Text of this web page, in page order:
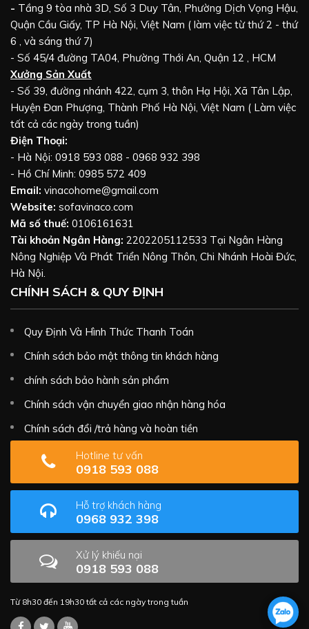
- Tầng 9 tòa nhà 3D, Số 3 Duy Tân, Phường Dịch Vọng Hậu,
Quận Cầu Giấy, TP Hà Nội, Việt Nam ( làm việc từ thứ 2 - thứ
6 , và sáng thứ 7)
- Số 45/4 đường TA04, Phường Thới An, Quận 12 , HCM
Xưởng Sản Xuất
- Số 39, đường nhánh 422, cụm 3, thôn Hạ Hội, Xã Tân Lập,
Huyện Đan Phượng, Thành Phố Hà Nội, Việt Nam ( Làm việc
tất cả các ngày trong tuần)
Điện Thoại:
- Hà Nội: 0918 593 088 - 0968 932 398
- Hồ Chí Minh: 0985 572 409
Email: vinacohome@gmail.com
Website: sofavinaco.com
Mã số thuế: 0106161631
Tài khoản Ngân Hàng: 2202205112533 Tại Ngân Hàng
Nông Nghiệp Và Phát Triển Nông Thôn, Chi Nhánh Hoài Đức,
Hà Nội.
CHÍNH SÁCH & QUY ĐỊNH
Quy Định Và Hình Thức Thanh Toán
Chính sách bảo mật thông tin khách hàng
chính sách bảo hành sản phẩm
Chính sách vận chuyển giao nhận hàng hóa
Chính sách đổi /trả hàng và hoàn tiền
Hotline tư vấn
0918 593 088
Hỗ trợ khách hàng
0968 932 398
Xử lý khiếu nại
0918 593 088
Từ 8h30 đến 19h30 tất cả các ngày trong tuần